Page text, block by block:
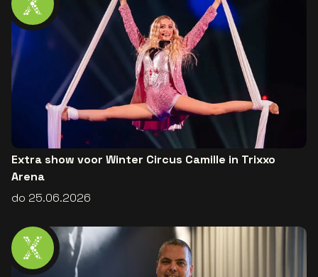
Extra show voor Winter Circus Camille in Trixxo
Arena
do 25.06.2026